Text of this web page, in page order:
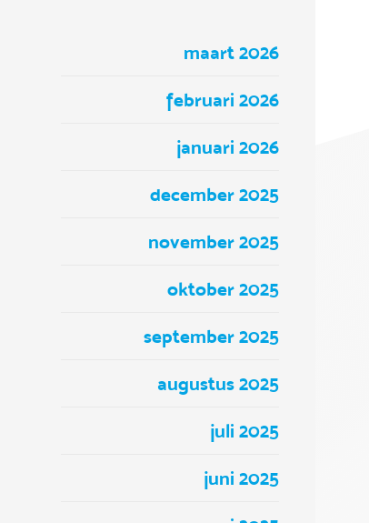
maart 2026
februari 2026
januari 2026
december 2025
november 2025
oktober 2025
september 2025
augustus 2025
juli 2025
juni 2025